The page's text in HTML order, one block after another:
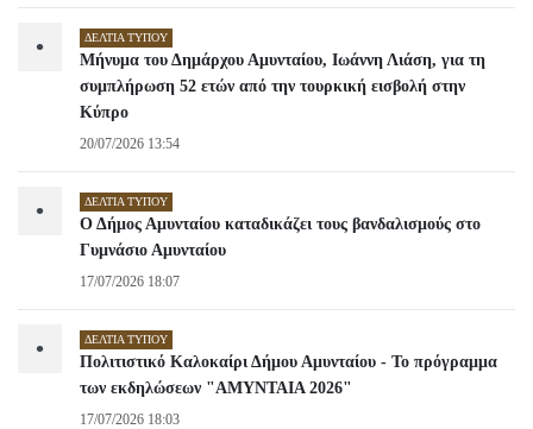
• ΔΕΛΤΊΑ ΤΎΠΟΥ
Μήνυμα του Δημάρχου Αμυνταίου, Ιωάννη Λιάση, για τη
συμπλήρωση 52 ετών από την τουρκική εισβολή στην
Κύπρο
20/07/2026 13:54
• ΔΕΛΤΊΑ ΤΎΠΟΥ
Ο Δήμος Αμυνταίου καταδικάζει τους βανδαλισμούς στο
Γυμνάσιο Αμυνταίου
17/07/2026 18:07
• ΔΕΛΤΊΑ ΤΎΠΟΥ
Πολιτιστικό Καλοκαίρι Δήμου Αμυνταίου - Το πρόγραμμα
των εκδηλώσεων "ΑΜΥΝΤΑΙΑ 2026"
17/07/2026 18:03